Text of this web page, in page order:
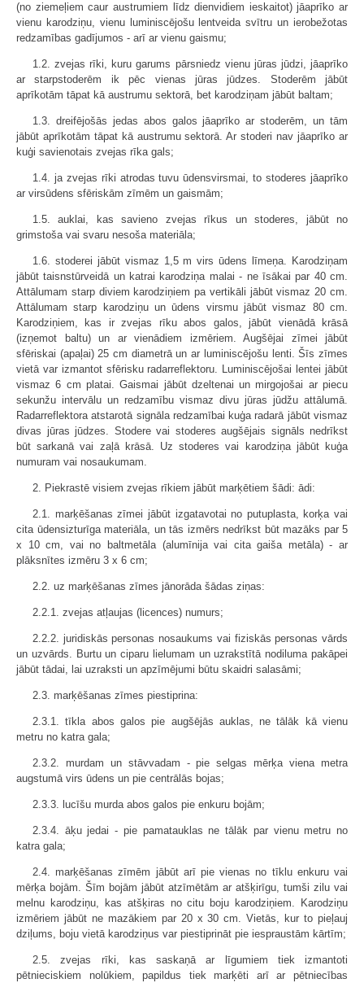
(no ziemeļiem caur austrumiem līdz dienvidiem ieskaitot) jāaprīko ar
vienu karodziņu, vienu luminiscējošu lentveida svītru un ierobežotas
redzamības gadījumos - arī ar vienu gaismu;
1.2. zvejas rīki, kuru garums pārsniedz vienu jūras jūdzi, jāaprīko
ar starpstoderēm ik pēc vienas jūras jūdzes. Stoderēm jābūt
aprīkotām tāpat kā austrumu sektorā, bet karodziņam jābūt baltam;
1.3. dreifējošās jedas abos galos jāaprīko ar stoderēm, un tām
jābūt aprīkotām tāpat kā austrumu sektorā. Ar stoderi nav jāaprīko ar
kuģi savienotais zvejas rīka gals;
1.4. ja zvejas rīki atrodas tuvu ūdensvirsmai, to stoderes jāaprīko
ar virsūdens sfēriskām zīmēm un gaismām;
1.5. auklai, kas savieno zvejas rīkus un stoderes, jābūt no
grimstoša vai svaru nesoša materiāla;
1.6. stoderei jābūt vismaz 1,5 m virs ūdens līmeņa. Karodziņam
jābūt taisnstūrveidā un katrai karodziņa malai - ne īsākai par 40 cm.
Attālumam starp diviem karodziņiem pa vertikāli jābūt vismaz 20 cm.
Attālumam starp karodziņu un ūdens virsmu jābūt vismaz 80 cm.
Karodziņiem, kas ir zvejas rīku abos galos, jābūt vienādā krāsā
(izņemot baltu) un ar vienādiem izmēriem. Augšējai zīmei jābūt
sfēriskai (apaļai) 25 cm diametrā un ar luminiscējošu lenti. Šīs zīmes
vietā var izmantot sfērisku radarreflektoru. Luminiscējošai lentei jābūt
vismaz 6 cm platai. Gaismai jābūt dzeltenai un mirgojošai ar piecu
sekunžu intervālu un redzamību vismaz divu jūras jūdžu attālumā.
Radarreflektora atstarotā signāla redzamībai kuģa radarā jābūt vismaz
divas jūras jūdzes. Stodere vai stoderes augšējais signāls nedrīkst
būt sarkanā vai zaļā krāsā. Uz stoderes vai karodziņa jābūt kuģa
numuram vai nosaukumam.
2. Piekrastē visiem zvejas rīkiem jābūt marķētiem šādi: ādi:
2.1. marķēšanas zīmei jābūt izgatavotai no putuplasta, korķa vai
cita ūdensizturīga materiāla, un tās izmērs nedrīkst būt mazāks par 5
x 10 cm, vai no baltmetāla (alumīnija vai cita gaiša metāla) - ar
plāksnītes izmēru 3 x 6 cm;
2.2. uz marķēšanas zīmes jānorāda šādas ziņas:
2.2.1. zvejas atļaujas (licences) numurs;
2.2.2. juridiskās personas nosaukums vai fiziskās personas vārds
un uzvārds. Burtu un ciparu lielumam un uzrakstītā nodiluma pakāpei
jābūt tādai, lai uzraksti un apzīmējumi būtu skaidri salasāmi;
2.3. marķēšanas zīmes piestiprina:
2.3.1. tīkla abos galos pie augšējās auklas, ne tālāk kā vienu
metru no katra gala;
2.3.2. murdam un stāvvadam - pie selgas mērķa viena metra
augstumā virs ūdens un pie centrālās bojas;
2.3.3. lucīšu murda abos galos pie enkuru bojām;
2.3.4. āķu jedai - pie pamatauklas ne tālāk par vienu metru no
katra gala;
2.4. marķēšanas zīmēm jābūt arī pie vienas no tīklu enkuru vai
mērķa bojām. Šīm bojām jābūt atzīmētām ar atšķirīgu, tumši zilu vai
melnu karodziņu, kas atšķiras no citu boju karodziņiem. Karodziņu
izmēriem jābūt ne mazākiem par 20 x 30 cm. Vietās, kur to pieļauj
dziļums, boju vietā karodziņus var piestiprināt pie iespraustām kārtīm;
2.5. zvejas rīki, kas saskaņā ar līgumiem tiek izmantoti
pētnieciskiem nolūkiem, papildus tiek marķēti arī ar pētniecības